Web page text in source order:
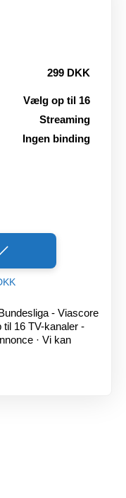
299 DKK
Vælg op til 16
Streaming
Ingen binding
- Viascore
til 16 TV-kanaler -
· Vi kan